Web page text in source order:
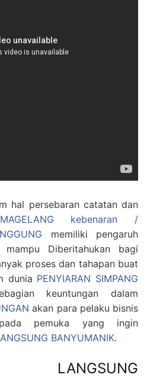
hal persebaran catatan dan
MAGELANG kebenaran /
memiliki pengaruh
Diberitahukan bagi
proses dan tahapan buat
dunia PENYIARAN SIMPANG
keuntungan dalam
akan para pelaku bisnis
pemuka yang ingin
BANYUMANIK.